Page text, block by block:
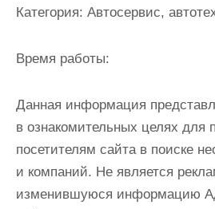
Категория: Автосервис,
Время работы:
Данная информация
в ознакомительных целях для
посетителям сайта в поиске
и компаний. Не является
изменившуюся информацию